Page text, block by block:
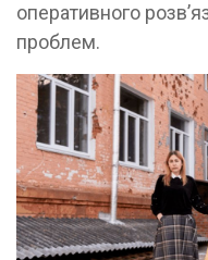
оперативного
проблем.